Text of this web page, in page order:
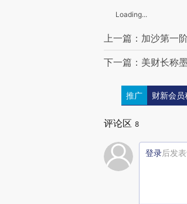
Loading...
上一篇：加沙第一
下一篇：美财长称
推广 财新会员
评论区 8
登录后发